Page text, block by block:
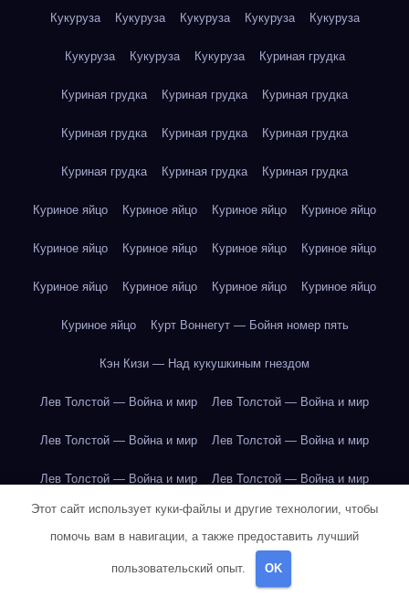
Кукуруза Кукуруза Кукуруза Кукуруза Кукуруза
Кукуруза Кукуруза Кукуруза Куриная грудка
Куриная грудка Куриная грудка Куриная грудка
Куриная грудка Куриная грудка Куриная грудка
Куриная грудка Куриная грудка Куриная грудка
Куриное яйцо Куриное яйцо Куриное яйцо Куриное яйцо
Куриное яйцо Куриное яйцо Куриное яйцо Куриное яйцо
Куриное яйцо Куриное яйцо Куриное яйцо Куриное яйцо
Куриное яйцо Курт Воннегут — Бойня номер пять
Кэн Кизи — Над кукушкиным гнездом
Лев Толстой — Война и мир Лев Толстой — Война и мир
Лев Толстой — Война и мир Лев Толстой — Война и мир
Лев Толстой — Война и мир Лев Толстой — Война и мир
Лев Толстой — Война и мир Лев Толстой — Война и мир
Лев Толстой — Война и мир
Этот сайт использует куки-файлы и другие технологии, чтобы
помочь вам в навигации, а также предоставить лучший
пользовательский опыт. OK